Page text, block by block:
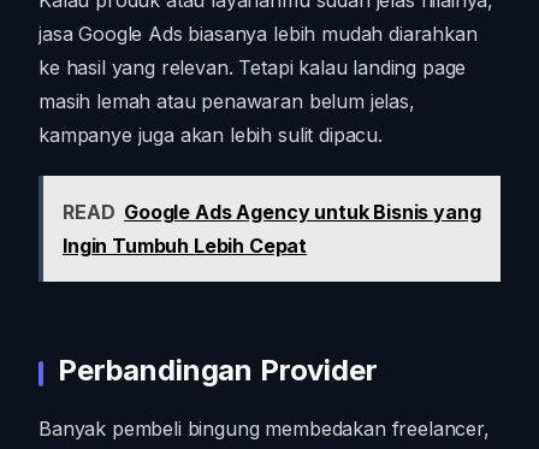
jasa Google Ads biasanya lebih mudah diarahkan
ke hasil yang relevan. Tetapi kalau landing page
masih lemah atau penawaran belum jelas,
kampanye juga akan lebih sulit dipacu.
READ Google Ads Agency untuk Bisnis yang
Ingin Tumbuh Lebih Cepat
Perbandingan Provider
Banyak pembeli bingung membedakan freelancer,